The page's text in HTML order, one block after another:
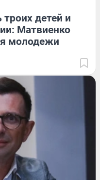
детей и
Матвиенко
молодежи